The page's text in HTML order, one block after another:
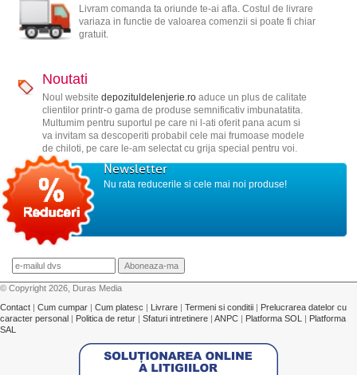
Livram comanda ta oriunde te-ai afla. Costul de livrare
variaza in functie de valoarea comenzii si poate fi chiar
gratuit.
Noutati
Noul website depozituldelenjerie.roaduce un plus de calitate
clientilor printr-o gama de produse semnificativ imbunatatita.
Multumim pentru suportul pe care ni l-ati oferit pana acum si
va invitam sa descoperiti probabil cele mai frumoase modele
de chiloti, pe care le-am selectat cu grija special pentru voi.
Newsletter
Nu rata reducerile si cele mai noi produse!
© Copyright 2026, Duras Media
Contact | Cum cumpar | Cum platesc | Livrare | Termeni si conditii | Prelucrarea datelor cu
caracter personal | Politica de retur | Sfaturi intretinere | ANPC | Platforma SOL | Platforma
SAL